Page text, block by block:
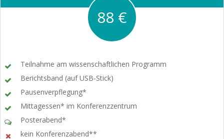
88 €
Teilnahme am wissenschaftlichen Programm
Berichtsband (auf USB-Stick)
Pausenverpflegung*
Mittagessen* im Konferenzzentrum
Posterabend*
kein Konferenzabend**